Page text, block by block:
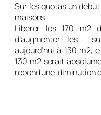
Sur les quotas un
maisons.
Libérer les 170 m2
d’augmenter les
aujourd’hui à 130 m2,
130 m2 serait
rebond une diminution